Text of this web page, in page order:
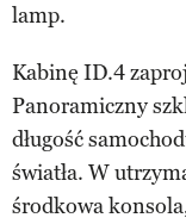
lamp.
Kabinę ID.4
Panoramiczny
długość
światła. W
środkowa